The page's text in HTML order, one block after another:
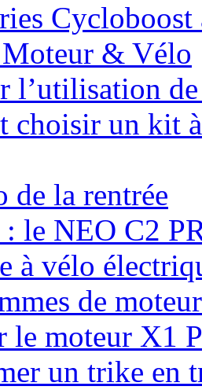
Cycloboost
& Vélo
l’utilisation
choisir un kit
de la rentrée
le NEO C2
à vélo
de
le moteur X1
un trike en